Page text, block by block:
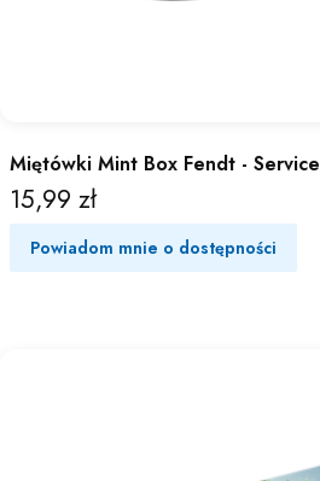
Miętówki Mint Box Fendt - Service
Cena
15,99 zł
Powiadom mnie o dostępności